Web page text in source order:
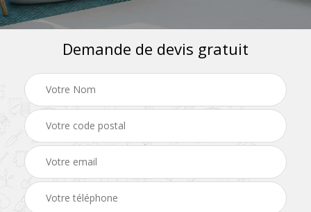
Demande de devis gratuit